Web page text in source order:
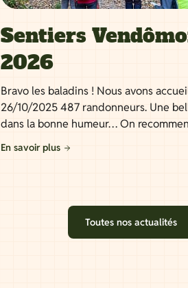
Sentiers
2026
Bravo les baladins ! Nous avons
26/10/2025 487 randonneurs. Une
dans la bonne humeur… On
En savoir plus
Toutes nos actualités